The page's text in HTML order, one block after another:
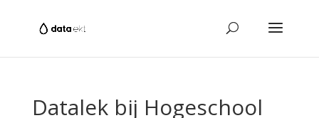
Datalek bij Hogeschool